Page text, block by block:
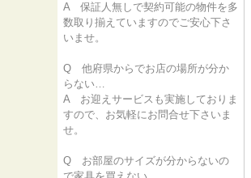
A 保証人無しで契約可能の物件を多
数取り揃えていますのでご安心下さ
いませ。
Q 他府県からでお店の場所が分か
らない…
A お迎えサービスも実施しておりま
すので、お気軽にお問合せ下さいま
せ。
Q お部屋のサイズが分からないの